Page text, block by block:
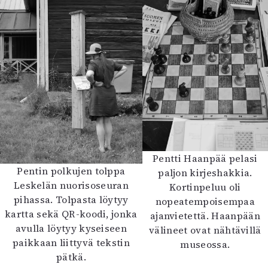
Pentin polkujen tolppa
Leskelän nuorisoseuran
pihassa. Tolpasta löytyy
kartta sekä QR-koodi, jonka
avulla löytyy kyseiseen
paikkaan liittyvä tekstin
pätkä.
Pentti Haanpää pelasi
paljon kirjeshakkia.
Kortinpeluu oli
nopeatempoisempaa
ajanvietettä. Haanpään
välineet ovat nähtävillä
museossa.